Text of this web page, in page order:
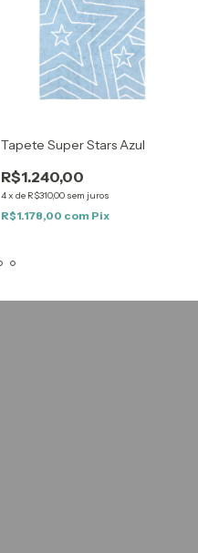
Tapete Super Stars Azul
R$1.240,00
4x de R$310,00 sem juros
R$1.178,00 com Pix